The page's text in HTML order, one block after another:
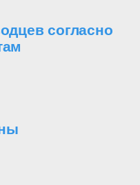
согласно